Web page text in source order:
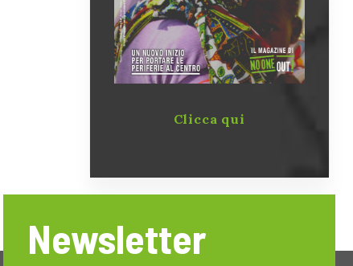
Clicca qui
Newsletter